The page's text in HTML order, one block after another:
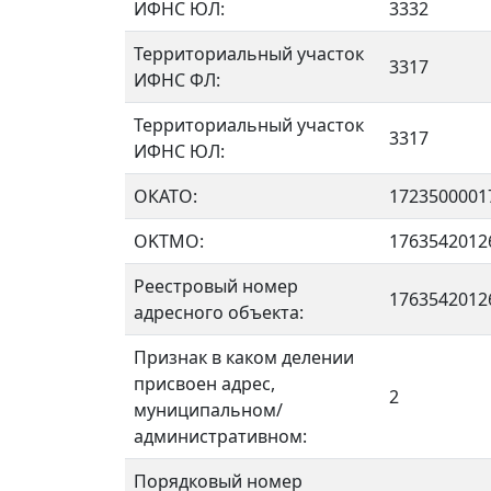
ИФНС ЮЛ:
3332
Территориальный участок
ИФНС ФЛ:
3317
Территориальный участок
ИФНС ЮЛ:
3317
ОКАТО:
OKTMO:
Реестровый номер
адресного объекта:
Признак в каком делении
присвоен адрес,
муниципальном/
административном:
2
Порядковый номер